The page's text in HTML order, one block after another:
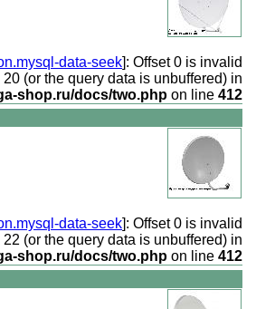
data-seek]: Offset 0 is invalid
(or the query data is unbuffered) in
shop.ru/docs/two.php on line 412
data-seek]: Offset 0 is invalid
(or the query data is unbuffered) in
shop.ru/docs/two.php on line 412